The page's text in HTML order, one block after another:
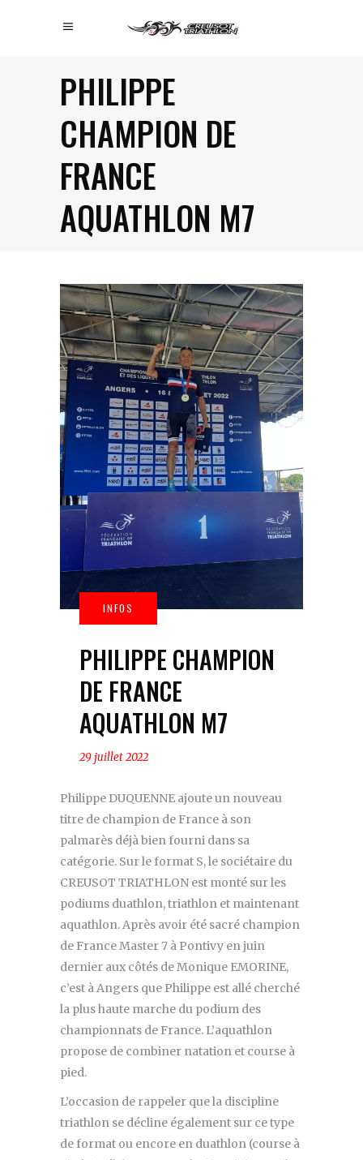
PHILIPPE
CHAMPION DE
FRANCE
AQUATHLON M7
PHILIPPE CHAMPION
DE FRANCE
AQUATHLON M7
29 juillet 2022
Philippe DUQUENNE ajoute un nouveau
titre de champion de France à son
palmarès déjà bien fourni dans sa
catégorie. Sur le format S, le sociétaire du
CREUSOT TRIATHLON est monté sur les
podiums duathlon, triathlon et maintenant
aquathlon. Après avoir été sacré champion
de France Master 7 à Pontivy en juin
dernier aux côtés de Monique EMORINE,
c’est à Angers que Philippe est allé cherché
la plus haute marche du podium des
championnats de France. L’aquathlon
propose de combiner natation et course à
pied.
L’occasion de rappeler que la discipline
triathlon se décline également sur ce type
de format ou encore en duathlon (course à